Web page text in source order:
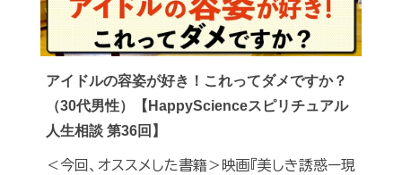
アイドルの容姿が好き！これってダメですか？
（30代男性）【HappyScienceスピリチュアル
人生相談 第36回】
＜今回、オススメした書籍＞映画『美しき誘惑ー現